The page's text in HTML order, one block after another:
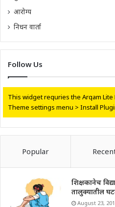
आरोग्य
निधन वार्ता
Follow Us
This widget requries the Arqam
Theme settings menu > Install
Popular
शिक्षकानेच
तालुक्यातील
August 23,